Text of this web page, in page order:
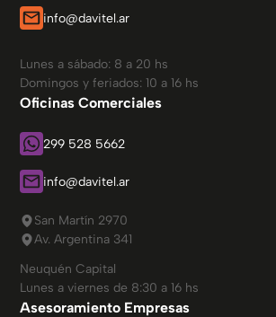
info@davitel.ar
Lunes a sábado: 8 a 20 hs
Domingos y feriados: 10 a 16 hs
Oficinas Comerciales
299 528 5662
info@davitel.ar
San Martín 2970
Av. Argentina 341
Neuquén Capital
Lunes a viernes de 8:30 a 16 hs
Asesoramiento Empresas